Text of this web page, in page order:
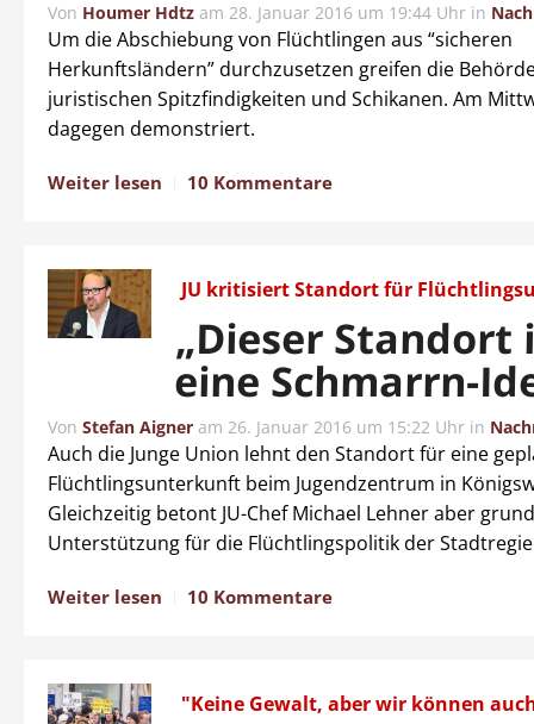
Von Houmer Hdtz am 28. Januar 2016 um 19:44 Uhr in
Um die Abschiebung von Flüchtlingen aus “sicheren
Herkunftsländern” durchzusetzen greifen die
juristischen Spitzfindigkeiten und Schikanen. Am
dagegen demonstriert.
Weiter lesen 10 Kommentare
JU kritisiert Standort für
„Dieser Standort
eine Schmarrn-
Von Stefan Aigner am 26. Januar 2016 um 15:22 Uhr in
Auch die Junge Union lehnt den Standort für eine
Flüchtlingsunterkunft beim Jugendzentrum in
Gleichzeitig betont JU-Chef Michael Lehner aber
Unterstützung für die Flüchtlingspolitik der
Weiter lesen 10 Kommentare
"Keine Gewalt, aber wir können